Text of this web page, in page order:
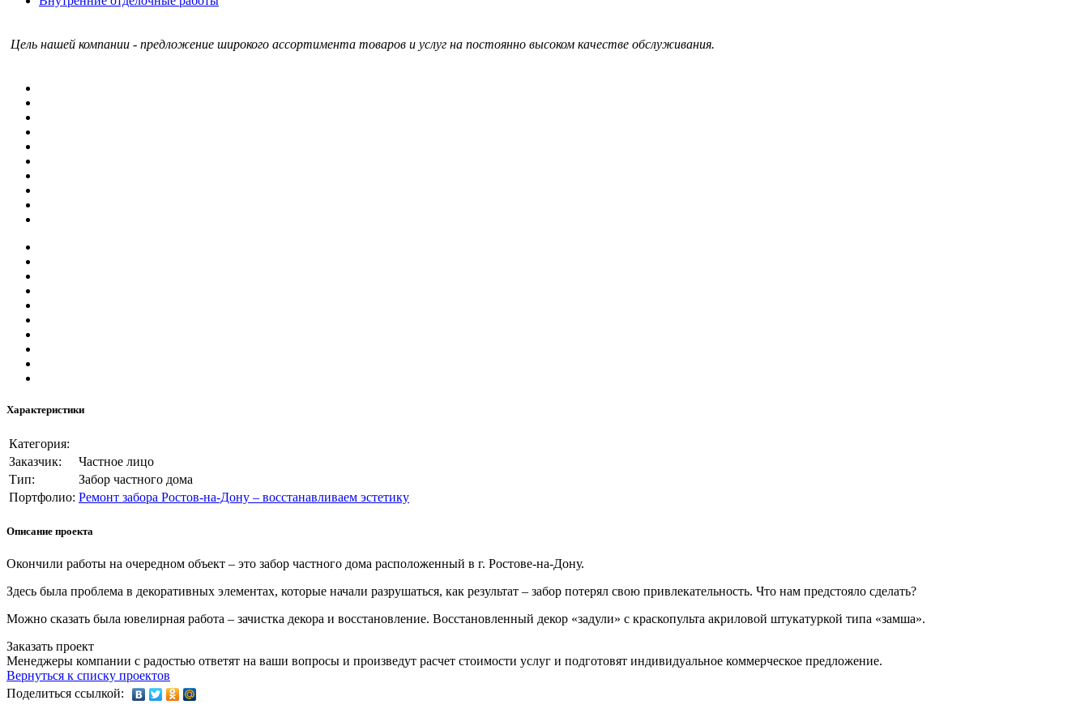
Цель нашей компании - предложение широкого ассортимента товаров и услуг на постоянно высоком качестве обслуживания.
Характеристики
Категория:
Заказчик:
Частное лицо
Тип:
Забор частного дома
Портфолио: Ремонт забора Ростов-на-Дону – восстанавливаем эстетику
Описание проекта
Окончили работы на очередном объект – это забор частного дома расположенный в г. Ростове-на-Дону.
Здесь была проблема в декоративных элементах, которые начали разрушаться, как результат – забор потерял свою привлекательность. Что нам предстояло сделать?
Можно сказать была ювелирная работа – зачистка декора и восстановление. Восстановленный декор «задули» с краскопульта акриловой штукатуркой типа «замша».
Заказать проект
Менеджеры компании с радостью ответят на ваши вопросы и произведут расчет стоимости услуг и подготовят индивидуальное коммерческое предложение.
Вернуться к списку проектов
Поделиться ссылкой: